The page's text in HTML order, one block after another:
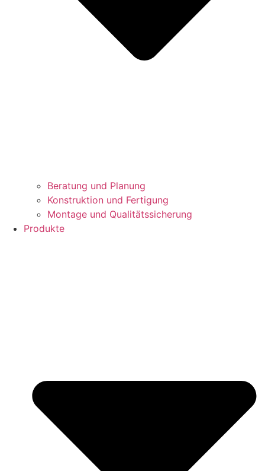
Beratung und Planung
Konstruktion und Fertigung
Montage und Qualitätssicherung
Produkte